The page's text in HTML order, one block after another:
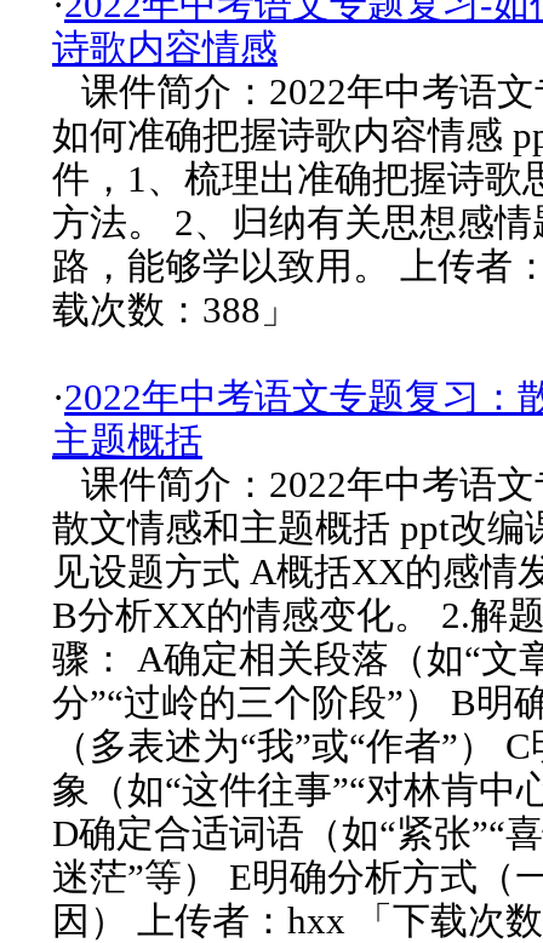
诗歌内容情感
课件简介：2022年中考语
如何准确把握诗歌内容情感
件，1、梳理出准确把握诗歌
方法。 2、归纳有关思想感
路，能够学以致用。 上传者
载次数：388」
·2022年中考语文专题复习：
主题概括
课件简介：2022年中考语
散文情感和主题概括 ppt改编
见设题方式 A概括XX的感情
B分析XX的情感变化。 2.解
骤： A确定相关段落（如“文
分”“过岭的三个阶段”） B明
（多表述为“我”或“作者”）
象（如“这件往事”“对林肯中
D确定合适词语（如“紧张”“
迷茫”等） E明确分析方式（
因） 上传者：hxx 「下载次